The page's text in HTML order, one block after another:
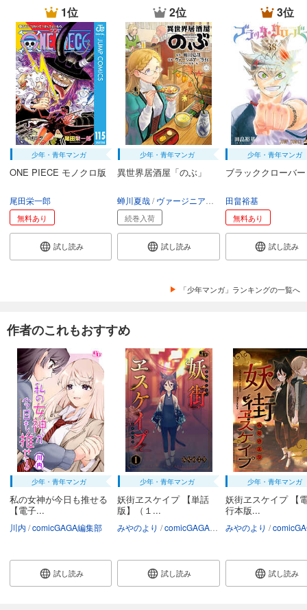
1位
少年・青年マンガ
ONE PIECE モノクロ版
尾田栄一郎
無料あり
試し読み
2位
少年・青年マンガ
異世界居酒屋「のぶ」
蝉川夏哉 ヴァージニア二等兵 転
続巻入荷
試し読み
3位
少年・青年マンガ
ブラッククローバー
田畠裕基
無料あり
試し読み
「少年マンガ」ランキングの一覧へ
作者のこれもおすすめ
少年・青年マンガ
私の女神が今日も推せる
【電子...
川内 comicGAGA編集部
試し読み
少年・青年マンガ
妖街ヱスケイプ 【単話
版】（１...
みやのより comicGAGA編集部
試し読み
少年・青年マンガ
妖街ヱスケイプ 【
行本版...
みやのより comicGAGA
試し読み